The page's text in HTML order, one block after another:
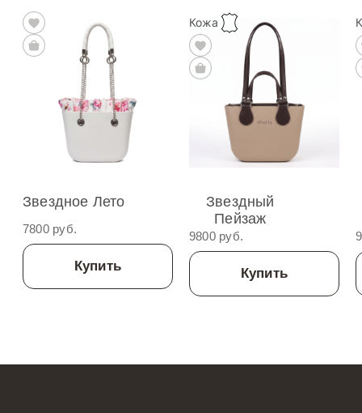
Звездное Лето
7800 руб.
Купить
Кожа
Звездный
Пейзаж
9800 руб.
Купить